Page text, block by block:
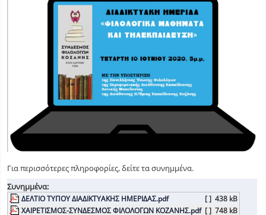
Για περισσότερες πληροφορίες, δείτε τα συνημμένα.
Συνημμένα:
ΔΕΛΤΙΟ ΤΥΠΟΥ ΔΙΑΔΙΚΤΥΑΚΗΣ ΗΜΕΡΙΔΑΣ.pdf [ ] 438 kB
ΧΑΙΡΕΤΙΣΜΟΣ-ΣΥΝΔΕΣΜΟΣ ΦΙΛΟΛΟΓΩΝ ΚΟΖΑΝΗΣ.pdf [ ] 748 kB